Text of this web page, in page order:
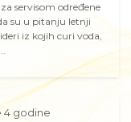
servisom određene
su u pitanju letnji
iz kojih curi voda,
4 godine